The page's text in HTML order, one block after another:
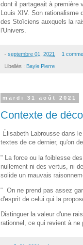
dont il partageait à première
Louis XIV. Son rationalisme
des Stoïciens auxquels la
l'Univers.
- septembre 01, 2021 1
Libellés : Bayle Pierre
mardi 31 août 2021
Contexte de
Élisabeth Labrousse dans
textes de ce dernier, qu'on
" La force ou la foiblesse
nullement ni des vertus, ni
solide un mauvais
" On ne prend pas assez
d'esprit de celui qui la
Distinguer la valeur d'une
rationnel, ce qui revient à